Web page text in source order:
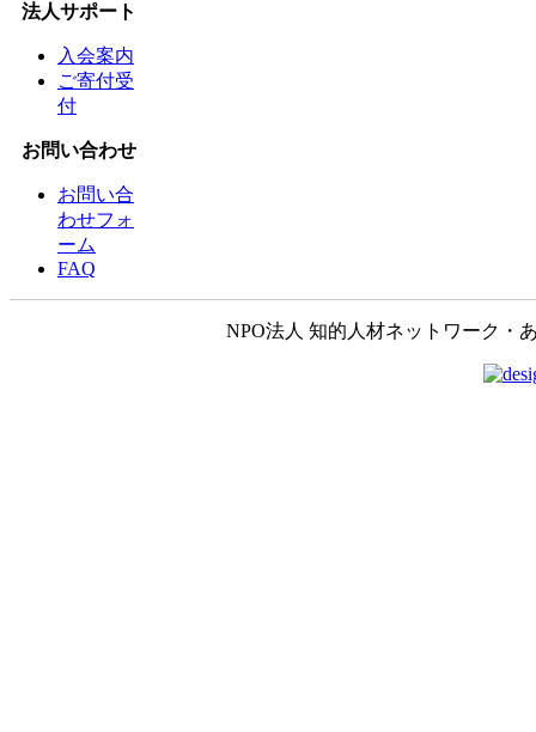
法人サポート
入会案内
ご寄付受
付
お問い合わせ
お問い合
わせフォ
ーム
FAQ
NPO法人 知的人材ネットワーク・